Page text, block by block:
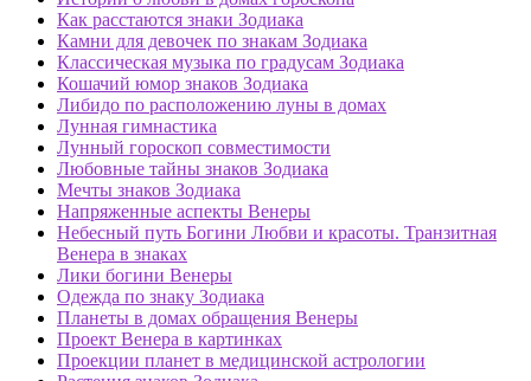
Как расстаются знаки Зодиака
Камни для девочек по знакам Зодиака
Классическая музыка по градусам Зодиака
Кошачий юмор знаков Зодиака
Либидо по расположению луны в домах
Лунная гимнастика
Лунный гороскоп совместимости
Любовные тайны знаков Зодиака
Мечты знаков Зодиака
Напряженные аспекты Венеры
Небесный путь Богини Любви и красоты. Транзитная
Венера в знаках
Лики богини Венеры
Одежда по знаку Зодиака
Планеты в домах обращения Венеры
Проект Венера в картинках
Проекции планет в медицинской астрологии